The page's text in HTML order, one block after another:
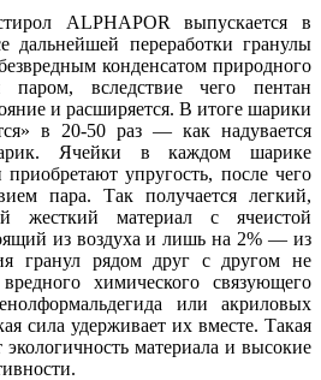
ALPHAPOR выпускается в
дальнейшей переработки гранулы
конденсатом природного
паром, вследствие чего пентан
и расширяется. В итоге шарики
в 20-50 раз — как надувается
Ячейки в каждом шарике
упругость, после чего
пара. Так получается легкий,
жесткий материал с ячеистой
из воздуха и лишь на 2% — из
гранул рядом друг с другом не
химического связующего
или акриловых
сила удерживает их вместе. Такая
экологичность материала и высокие